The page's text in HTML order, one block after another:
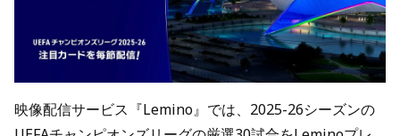
映像配信サービス『Lemino』では、2025-26シーズンの